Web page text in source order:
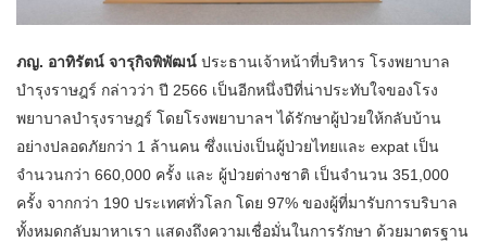
ภญ. อาทิรัตน์ จารุกิจพิพัฒน์ ประธานเจ้าหน้าที่บริหาร โรงพยาบาล
บำรุงราษฎร์ กล่าวว่า ปี 2566 เป็นอีกหนึ่งปีที่น่าประทับใจของโรง
พยาบาลบำรุงราษฎร์ โดยโรงพยาบาลฯ ได้รักษาผู้ป่วยให้กลับบ้าน
อย่างปลอดภัยกว่า 1 ล้านคน ซึ่งแบ่งเป็นผู้ป่วยไทยและ expat เป็น
จำนวนกว่า 660,000 ครั้ง และ ผู้ป่วยต่างชาติ เป็นจำนวน 351,000
ครั้ง จากกว่า 190 ประเทศทั่วโลก โดย 97% ของผู้ที่มารับการบริบาล
ทั้งหมดกลับมาหาเรา แสดงถึงความเชื่อมั่นในการรักษา ด้วยมาตรฐาน